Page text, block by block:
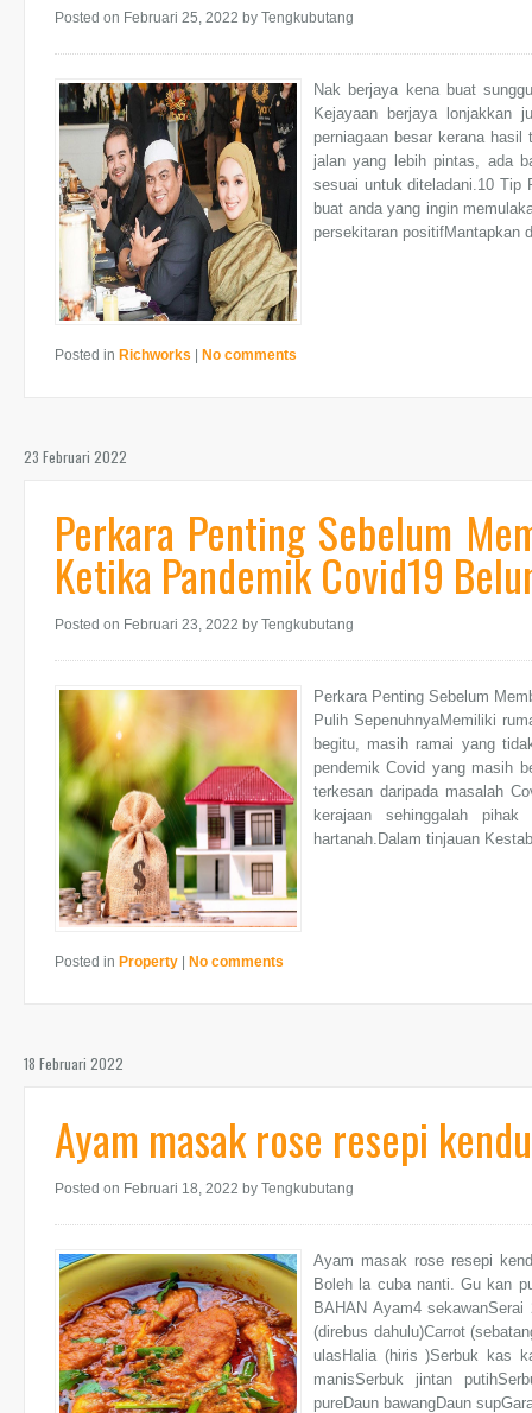
Posted on Februari 25, 2022 by Tengkubutang
Nak berjaya kena buat
Kejayaan berjaya lonjakkan
perniagaan besar kerana
jalan yang lebih pintas, ada
sesuai untuk diteladani.10 Tip
buat anda yang ingin
persekitaran positifMantapkan
Posted in Richworks | No comments
23 Februari 2022
Perkara Penting Sebelum
Ketika Pandemik Covid19
Posted on Februari 23, 2022 by Tengkubutang
Perkara Penting Sebelum
Pulih SepenuhnyaMemiliki
begitu, masih ramai yang
pendemik Covid yang masih
terkesan daripada masalah
kerajaan sehinggalah
hartanah.Dalam tinjauan
Posted in Property | No comments
18 Februari 2022
Ayam masak rose resepi
Posted on Februari 18, 2022 by Tengkubutang
Ayam masak rose resepi
Boleh la cuba nanti. Gu kan
BAHAN Ayam4
(direbus dahulu)Carrot
ulasHalia (hiris )Serbuk kas
manisSerbuk jintan
pureDaun bawangDaun